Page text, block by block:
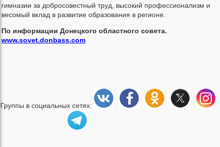
гимназии за добросовестный труд, высокий профессионализм и
весомый вклад в развитие образования в регионе.
По информации Донецкого областного совета.
www.sovet.donbass.com
Группы в социальных сетях: